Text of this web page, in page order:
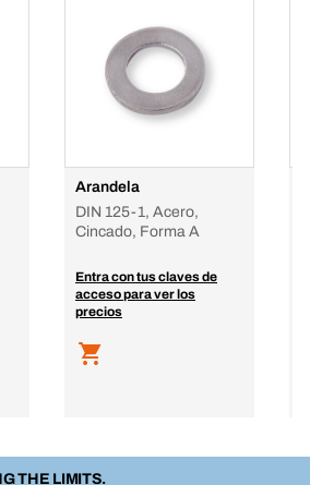
Arandela
DIN 125-1, Acero,
Cincado, Forma A
Entra con tus claves de
acceso para ver los
precios
THE LIMITS.